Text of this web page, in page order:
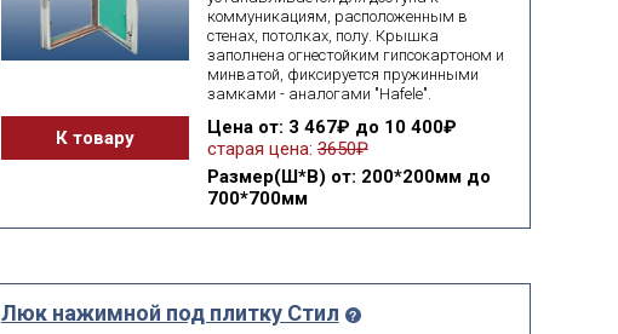
коммуникациям, расположенным в
стенах, потолках, полу. Крышка
заполнена огнестойким гипсокартоном и
минватой, фиксируется пружинными
замками - аналогами "Hafele".
К товару Ценаот: 3 467₽ до 10 400₽
старая цена: 3650₽
Размер(Ш*В) от: 200*200мм до
700*700мм
Люк нажимной под плитку Стил